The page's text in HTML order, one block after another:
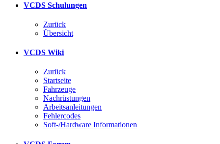
VCDS Schulungen
Zurück
Übersicht
VCDS Wiki
Zurück
Startseite
Fahrzeuge
Nachrüstungen
Arbeitsanleitungen
Fehlercodes
Soft-/Hardware Informationen